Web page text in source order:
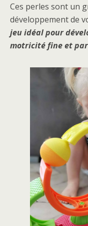
Ces perles sont un
développement de
jeu idéal pour
motricité fine et